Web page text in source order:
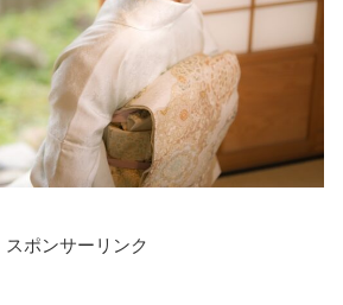
スポンサーリンク